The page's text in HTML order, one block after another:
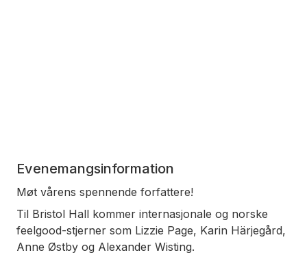
Evenemangsinformation
Møt vårens spennende forfattere!
Til Bristol Hall kommer internasjonale og norske
feelgood-stjerner som Lizzie Page, Karin Härjegård,
Anne Østby og Alexander Wisting.